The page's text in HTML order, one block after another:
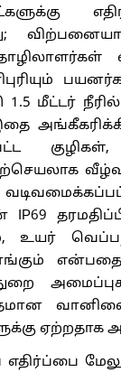
1.5 மீட்டர்
உயர்
என்பதைக்
ஏற்றதாக
எதிர்ப்பை